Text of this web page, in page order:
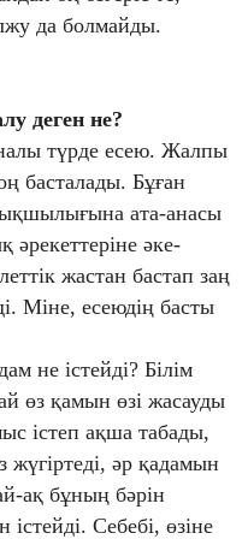
да болмайды.
деген не?
түрде есею. Жалпы
басталады. Бұған
ата-анасы
әке-
жастан бастап заң
Міне, есеюдің басты
не істейді? Білім
өз қамын өзі жасауды
істеп ақша табады,
жүгіртеді, әр қадамын
ақ бұның бәрін
Себебі, өзіне